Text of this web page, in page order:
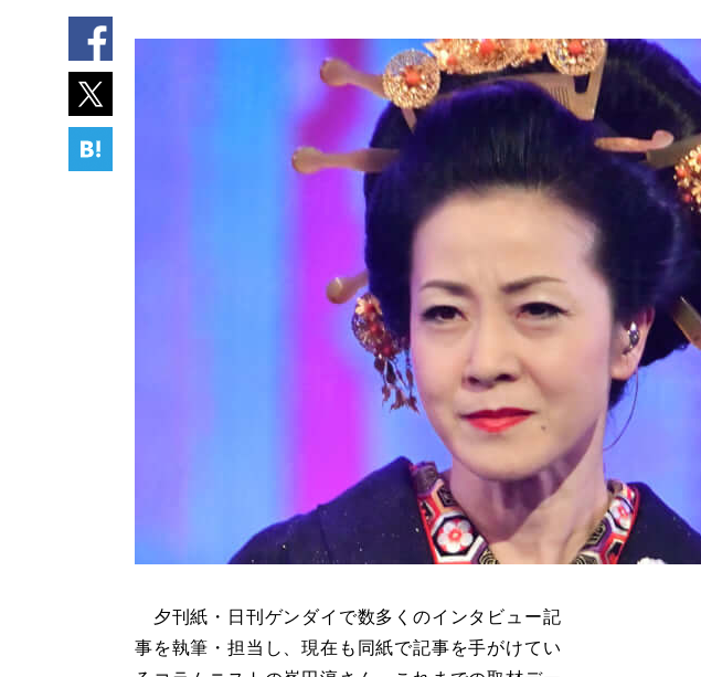
夕刊紙・日刊ゲンダイで数多くのインタビュー記
事を執筆・担当し、現在も同紙で記事を手がけてい